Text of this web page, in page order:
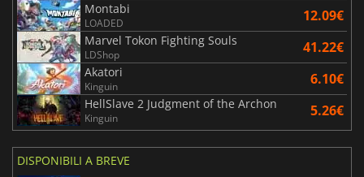
Montabi
LOADED 12.09€
Marvel Tokon Fighting Souls
LDShop 41.22€
Akatori
Kinguin 6.10€
HellSlave 2 Judgment of the Archon
Kinguin 5.26€
DISPONIBILI A BREVE